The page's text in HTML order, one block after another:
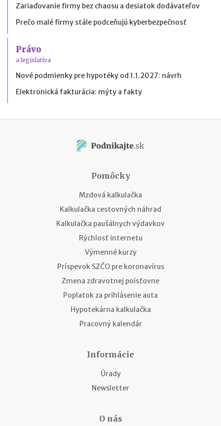
Zariaďovanie firmy bez chaosu a desiatok dodávateľov
Prečo malé firmy stále podceňujú kyberbezpečnosť
Právo
a legislatíva
Nové podmienky pre hypotéky od 1.1.2027: návrh
Elektronická fakturácia: mýty a fakty
Pomôcky
Mzdová kalkulačka
Kalkulačka cestovných náhrad
Kalkulačka paušálnych výdavkov
Rýchlosť internetu
Výmenné kurzy
Príspevok SZČO pre koronavírus
Zmena zdravotnej poisťovne
Poplatok za prihlásenie auta
Hypotekárna kalkulačka
Pracovný kalendár
Informácie
Úrady
Newsletter
O nás